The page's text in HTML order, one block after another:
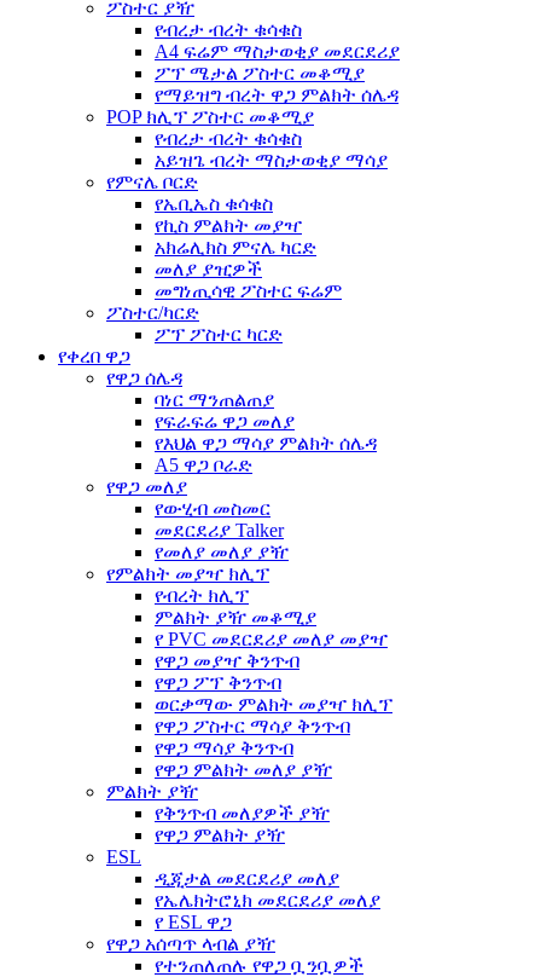
ፖስተር ያዥ
የብረታ ብረት ቁሳቁስ
A4 ፍሬም ማስታወቂያ መደርደሪያ
ፖፕ ሜታል ፖስተር መቆሚያ
የማይዝግ ብረት ዋጋ ምልክት ሰሌዳ
POP ክሊፕ ፖስተር መቆሚያ
የብረታ ብረት ቁሳቁስ
አይዝጌ ብረት ማስታወቂያ ማሳያ
የምናሌ ቦርድ
የኤቢኤስ ቁሳቁስ
የኪስ ምልክት መያዣ
አክሬሊክስ ምናሌ ካርድ
መለያ ያዢዎች
መግነጢሳዊ ፖስተር ፍሬም
ፖስተር/ካርድ
ፖፕ ፖስተር ካርድ
የቀረበ ዋጋ
የዋጋ ሰሌዳ
ባነር ማንጠልጠያ
የፍራፍሬ ዋጋ መለያ
የእህል ዋጋ ማሳያ ምልክት ሰሌዳ
A5 ዋጋ ቦራድ
የዋጋ መለያ
የውሂብ መስመር
መደርደሪያ Talker
የመለያ መለያ ያዥ
የምልክት መያዣ ክሊፕ
የብረት ክሊፕ
ምልክት ያዥ መቆሚያ
የ PVC መደርደሪያ መለያ መያዣ
የዋጋ መያዣ ቅንጥብ
የዋጋ ፖፕ ቅንጥብ
ወርቃማው ምልክት መያዣ ክሊፕ
የዋጋ ፖስተር ማሳያ ቅንጥብ
የዋጋ ማሳያ ቅንጥብ
የዋጋ ምልክት መለያ ያዥ
ምልክት ያዥ
የቅንጥብ መለያዎች ያዥ
የዋጋ ምልክት ያዥ
ESL
ዲጂታል መደርደሪያ መለያ
የኤሌክትሮኒክ መደርደሪያ መለያ
የ ESL ዋጋ
የዋጋ አሰጣጥ ላብል ያዥ
የተንጠለጠሉ የዋጋ ቧንቧዎች